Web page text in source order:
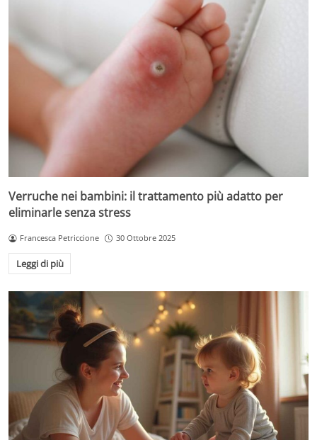
Verruche nei bambini: il trattamento più adatto per
eliminarle senza stress
Francesca Petriccione 30 Ottobre 2025
Leggi di più